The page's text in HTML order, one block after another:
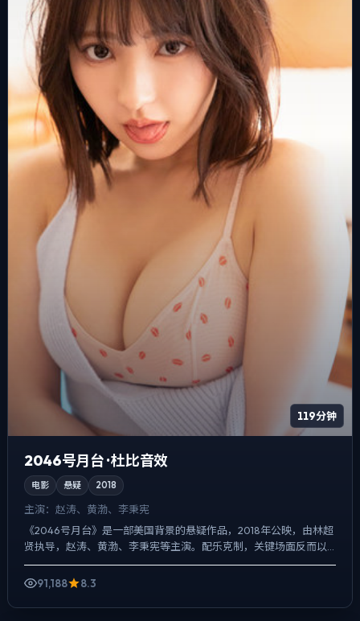
119分钟
2046号月台 · 杜比音效
电影 悬疑 2018
主演： 赵涛、黄渤、李秉宪
《2046号月台》是一部美国背景的悬疑作品，2018年公映，由林超
贤执导，赵涛、黄渤、李秉宪等主演。配乐克制，关键场面反而以
环境声托情绪，人物在道德灰区反复试探，观众情绪被慢慢...
91,188
8.3